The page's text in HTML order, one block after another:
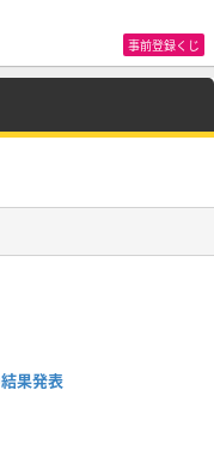
事前登録くじ
果発表